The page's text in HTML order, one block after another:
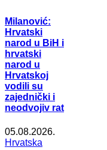
Milanović:
Hrvatski
narod u BiH i
hrvatski
narod u
Hrvatskoj
vodili su
zajednički i
neodvojiv rat
05.08.2026.
Hrvatska